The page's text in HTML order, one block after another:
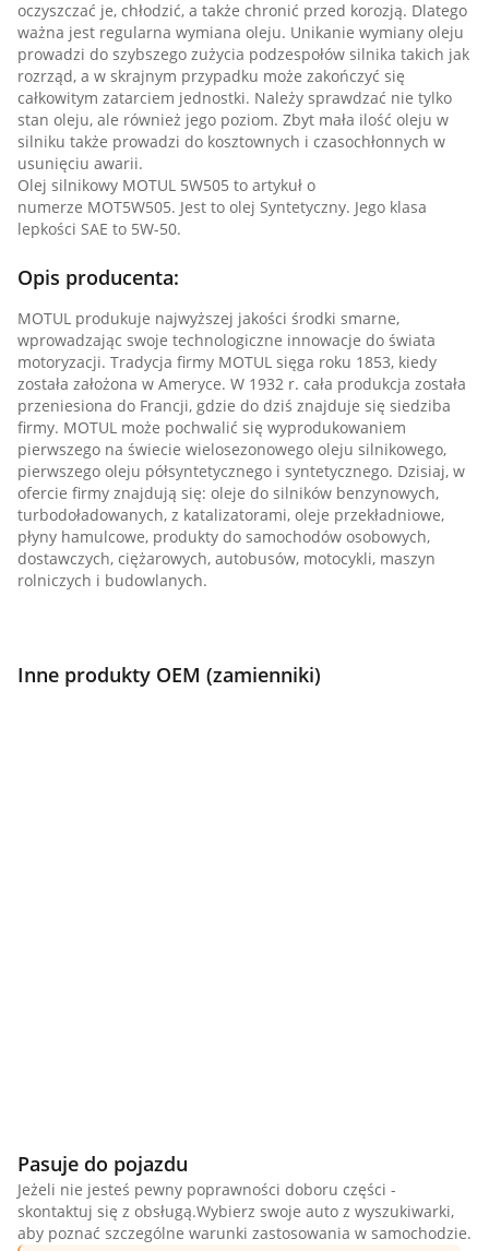
oczyszczać je, chłodzić, a także chronić przed korozją. Dlatego
ważna jest regularna wymiana oleju. Unikanie wymiany oleju
prowadzi do szybszego zużycia podzespołów silnika takich jak
rozrząd, a w skrajnym przypadku może zakończyć się
całkowitym zatarciem jednostki. Należy sprawdzać nie tylko
stan oleju, ale również jego poziom. Zbyt mała ilość oleju w
silniku także prowadzi do kosztownych i czasochłonnych w
usunięciu awarii.
Olej silnikowy MOTUL 5W505 to artykuł o
numerze MOT5W505. Jest to olej Syntetyczny. Jego klasa
lepkości SAE to 5W-50.
Opis producenta:
MOTUL produkuje najwyższej jakości środki smarne,
wprowadzając swoje technologiczne innowacje do świata
motoryzacji. Tradycja firmy MOTUL sięga roku 1853, kiedy
została założona w Ameryce. W 1932 r. cała produkcja została
przeniesiona do Francji, gdzie do dziś znajduje się siedziba
firmy. MOTUL może pochwalić się wyprodukowaniem
pierwszego na świecie wielosezonowego oleju silnikowego,
pierwszego oleju półsyntetycznego i syntetycznego. Dzisiaj, w
ofercie firmy znajdują się: oleje do silników benzynowych,
turbodoładowanych, z katalizatorami, oleje przekładniowe,
płyny hamulcowe, produkty do samochodów osobowych,
dostawczych, ciężarowych, autobusów, motocykli, maszyn
rolniczych i budowlanych.
Inne produkty OEM (zamienniki)
Pasuje do pojazdu
Jeżeli nie jesteś pewny poprawności doboru części -
skontaktuj się z obsługą.Wybierz swoje auto z wyszukiwarki,
aby poznać szczególne warunki zastosowania w samochodzie.